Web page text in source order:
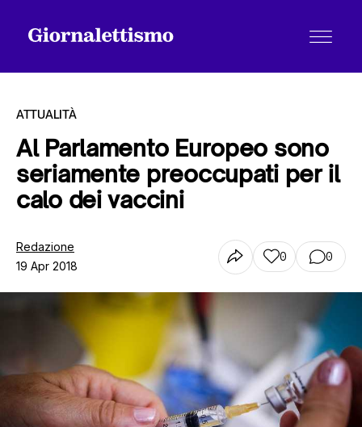
Tutti gli articoli
Chi siamo
ATTUALITÀ
Al Parlamento Europeo sono
seriamente preoccupati per il
calo dei vaccini
Redazione
19 Apr 2018
0 0